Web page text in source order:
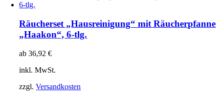
Räucherset „Hausreinigung“ mit Räucherpfanne
„Haakon“, 6-tlg.
ab36,92€
inkl. MwSt.
zzgl.Versandkosten